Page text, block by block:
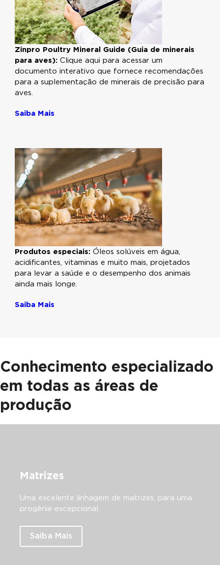
Zinpro Poultry Mineral Guide (Guia de minerais
para aves): Clique aqui para acessar um
documento interativo que fornece recomendações
para a suplementação de minerais de precisão para
aves.
Saiba Mais
Produtos especiais: Óleos solúveis em água,
acidificantes, vitaminas e muito mais, projetados
para levar a saúde e o desempenho dos animais
ainda mais longe.
Saiba Mais
Conhecimento especializado
em todas as áreas de
produção
Matrizes
Uma excelente linhagem de matrizes, para uma
progênie excepcional.
Saiba Mais